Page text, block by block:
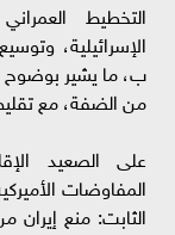
التخطيط
الإسرائيلية،
ب، ما يشير بوضوح
من الضفة، مع
على الصعيد
المفاوضات
الثابت: منع إيران